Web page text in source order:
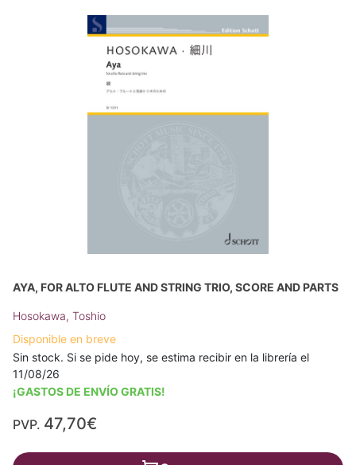
AYA, FOR ALTO FLUTE AND STRING TRIO, SCORE AND PARTS
Hosokawa, Toshio
Disponible en breve
Sin stock. Si se pide hoy, se estima recibir en la librería el
11/08/26
¡GASTOS DE ENVÍO GRATIS!
PVP. 47,70€